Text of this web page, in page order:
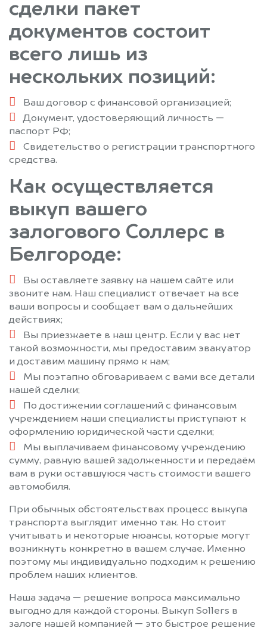
сделки пакет
документов состоит
всего лишь из
нескольких позиций:
Ваш договор с финансовой организацией;
Документ, удостоверяющий личность —
паспорт РФ;
Свидетельство о регистрации транспортного
средства.
Как осуществляется
выкуп вашего
залогового Соллерс в
Белгороде:
Вы оставляете заявку на нашем сайте или
звоните нам. Наш специалист отвечает на все
ваши вопросы и сообщает вам о дальнейших
действиях;
Вы приезжаете в наш центр. Если у вас нет
такой возможности, мы предоставим эвакуатор
и доставим машину прямо к нам;
Мы поэтапно обговариваем с вами все детали
нашей сделки;
По достижении соглашений с финансовым
учреждением наши специалисты приступают к
оформлению юридической части сделки;
Мы выплачиваем финансовому учреждению
сумму, равную вашей задолженности и передаём
вам в руки оставшуюся часть стоимости вашего
автомобиля.
При обычных обстоятельствах процесс выкупа
транспорта выглядит именно так. Но стоит
учитывать и некоторые нюансы, которые могут
возникнуть конкретно в вашем случае. Именно
поэтому мы индивидуально подходим к решению
проблем наших клиентов.
Наша задача — решение вопроса максимально
выгодно для каждой стороны. Выкуп Sollers в
залоге нашей компанией — это быстрое решение